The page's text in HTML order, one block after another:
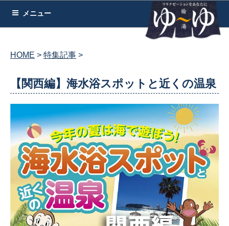
メニュー
HOME 特集記事
【関西編】海水浴スポットと近くの温泉